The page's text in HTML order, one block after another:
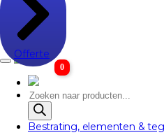
Offerte
0
Producten
zoeken
Bestrating, elementen &